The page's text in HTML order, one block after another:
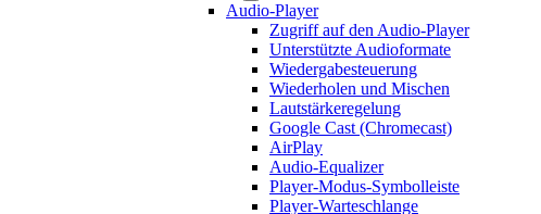
Audio-Player
Zugriff auf den Audio-Player
Unterstützte Audioformate
Wiedergabesteuerung
Wiederholen und Mischen
Lautstärkeregelung
Google Cast (Chromecast)
AirPlay
Audio-Equalizer
Player-Modus-Symbolleiste
Player-Warteschlange